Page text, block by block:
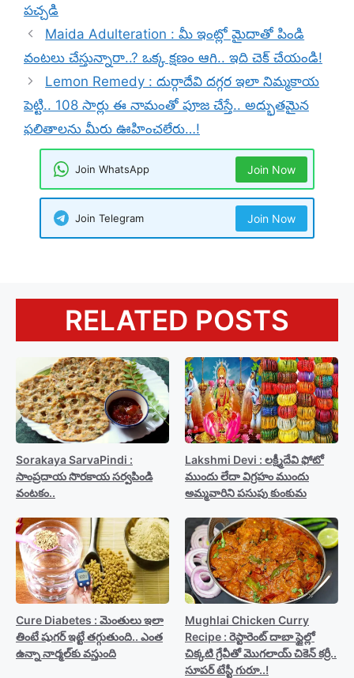
పచ్చడి
Maida Adulteration : మీ ఇంట్లో మైదాతో పిండి
వంటలు చేస్తున్నారా..? ఒక్క క్షణం ఆగి.. ఇది చెక్ చేయండి!
Lemon Remedy : దుర్గాదేవి దగ్గర ఇలా నిమ్మకాయ
పెట్టి.. 108 సార్లు ఈ నామంతో పూజ చేస్తే.. అద్భుతమైన
ఫలితాలను మీరు ఊహించలేరు…!
Join WhatsApp Join Now
Join Telegram Join Now
RELATED POSTS
Sorakaya SarvaPindi :
సాంప్రదాయ సొరకాయ సర్వపిండి
వంటకం..
Lakshmi Devi : లక్ష్మీదేవి ఫోటో
ముందు లేదా విగ్రహం ముందు
అమ్మవారిని పసుపు కుంకుమ
Cure Diabetes : మెంతులు ఇలా
తింటే షుగర్ ఇట్టే తగ్గుతుంది.. ఎంత
ఉన్నా నార్మల్‍కు వస్తుంది
Mughlai Chicken Curry
Recipe : రెస్టారెంట్ దాబా స్టైల్లో
చిక్కటి గ్రేవీతో మొగలాయ్ చికెన్ కర్రీ..
సూపర్ టేస్టీ గురూ..!